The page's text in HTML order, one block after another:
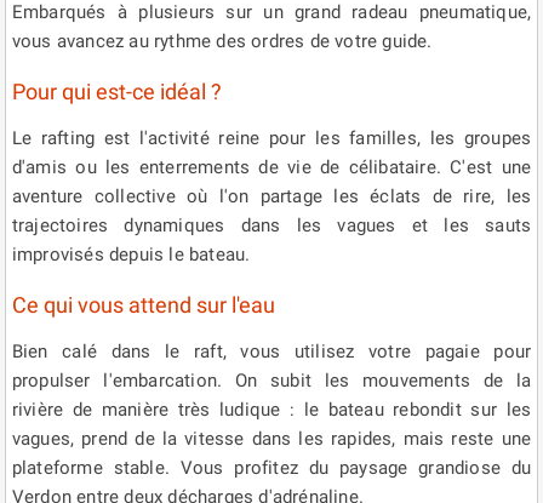
Embarqués à plusieurs sur un grand radeau pneumatique,
vous avancez au rythme des ordres de votre guide.
Pour qui est-ce idéal ?
Le rafting est l'activité reine pour les familles, les groupes
d'amis ou les enterrements de vie de célibataire. C'est une
aventure collective où l'on partage les éclats de rire, les
trajectoires dynamiques dans les vagues et les sauts
improvisés depuis le bateau.
Ce qui vous attend sur l'eau
Bien calé dans le raft, vous utilisez votre pagaie pour
propulser l'embarcation. On subit les mouvements de la
rivière de manière très ludique : le bateau rebondit sur les
vagues, prend de la vitesse dans les rapides, mais reste une
plateforme stable. Vous profitez du paysage grandiose du
Verdon entre deux décharges d'adrénaline.